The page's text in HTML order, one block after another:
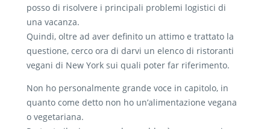
posso di risolvere i principali problemi logistici di
una vacanza.
Quindi, oltre ad aver definito un attimo e trattato la
questione, cerco ora di darvi un elenco di ristoranti
vegani di New York sui quali poter far riferimento.
Non ho personalmente grande voce in capitolo, in
quanto come detto non ho un’alimentazione vegana
o vegetariana.